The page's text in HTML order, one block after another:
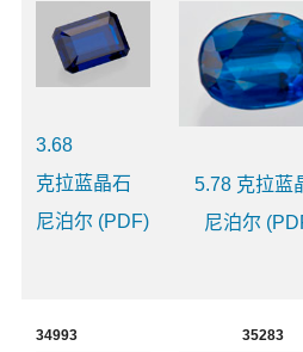
3.68
克拉蓝晶石
尼泊尔 (PDF)
5.78 克拉蓝
尼泊尔
34993 35283